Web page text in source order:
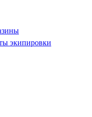
экипировки